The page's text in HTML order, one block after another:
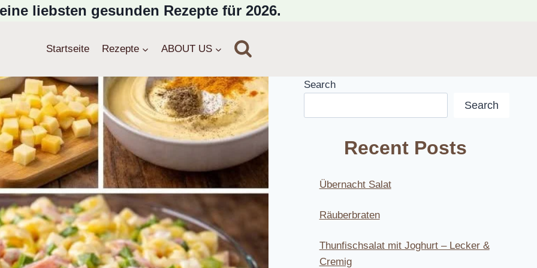
liebsten gesunden Rezepte für 2026.
Startseite Rezepte ABOUT US
Search
Search
Recent Posts
Übernacht Salat
Räuberbraten
Thunfischsalat mit Joghurt – Lecker &
Cremig